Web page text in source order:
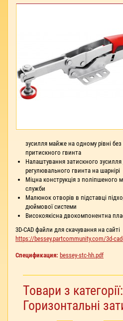
зусилля майже на одному рівні
притискного гвинта
Налаштування затискного
регулювального гвинта на шарнірі
Міцна конструкція з поліпшеного
служби
Малюнок отворів в підставці
дюймової системи
Високоякісна двокомпонентна
3D-CAD файли для скачування на сайті
https://bessey.partcommunity.com/3d-
Спецификация: bessey-stc-hh.pdf
Товари з категорії:
Горизонтальні